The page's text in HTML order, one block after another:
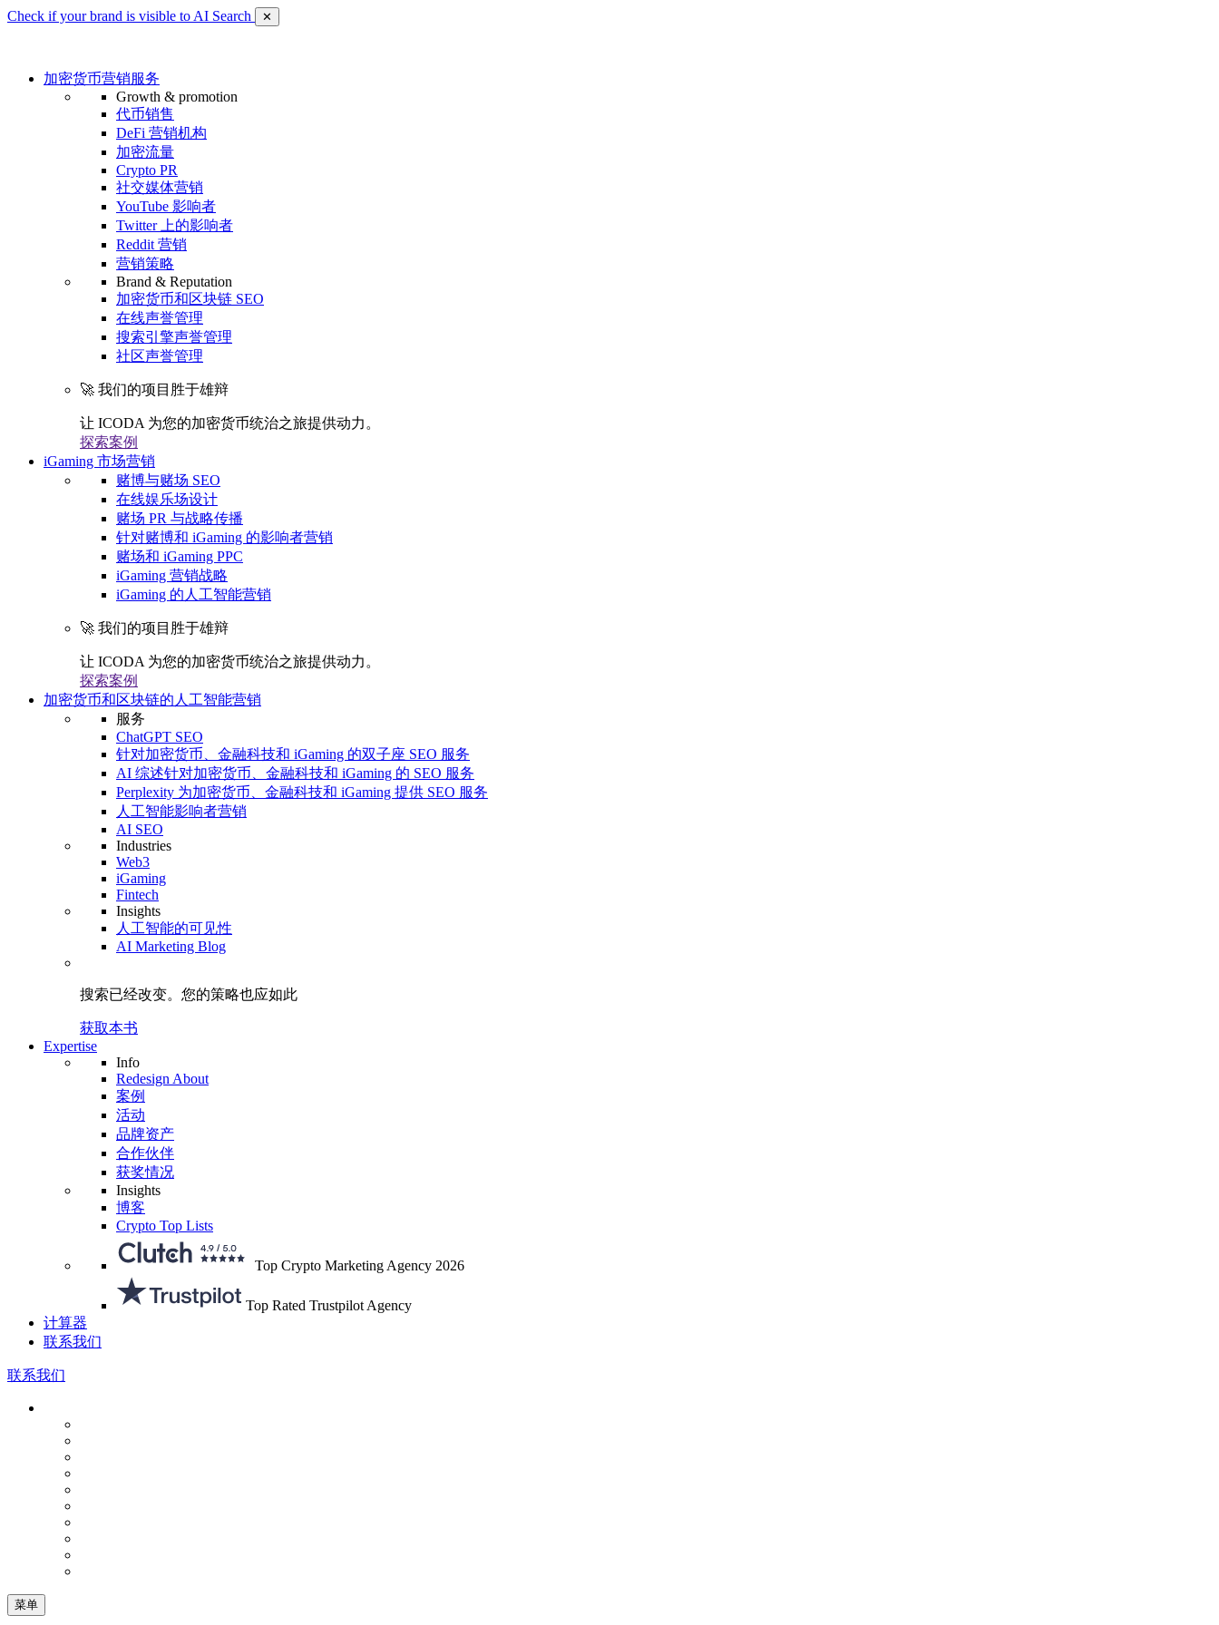
Check if your brand is visible to AI Search ✕
加密货币营销服务
Growth & promotion
代币销售
DeFi 营销机构
加密流量
Crypto PR
社交媒体营销
YouTube 影响者
Twitter 上的影响者
Reddit 营销
营销策略
Brand & Reputation
加密货币和区块链 SEO
在线声誉管理
搜索引擎声誉管理
社区声誉管理
🚀 我们的项目胜于雄辩
让 ICODA 为您的加密货币统治之旅提供动力。
探索案例
iGaming 市场营销
赌博与赌场 SEO
在线娱乐场设计
赌场 PR 与战略传播
针对赌博和 iGaming 的影响者营销
赌场和 iGaming PPC
iGaming 营销战略
iGaming 的人工智能营销
🚀 我们的项目胜于雄辩
让 ICODA 为您的加密货币统治之旅提供动力。
探索案例
加密货币和区块链的人工智能营销
服务
ChatGPT SEO
针对加密货币、金融科技和 iGaming 的双子座 SEO 服务
AI 综述针对加密货币、金融科技和 iGaming 的 SEO 服务
Perplexity 为加密货币、金融科技和 iGaming 提供 SEO 服务
人工智能影响者营销
AI SEO
Industries
Web3
iGaming
Fintech
Insights
人工智能的可见性
AI Marketing Blog
搜索已经改变。 您的策略也应如此
获取本书
Expertise
Info
Redesign About
案例
活动
品牌资产
合作伙伴
获奖情况
Insights
博客
Crypto Top Lists
Top Crypto Marketing Agency 2026
Top Rated Trustpilot Agency
计算器
联系我们
联系我们
菜单